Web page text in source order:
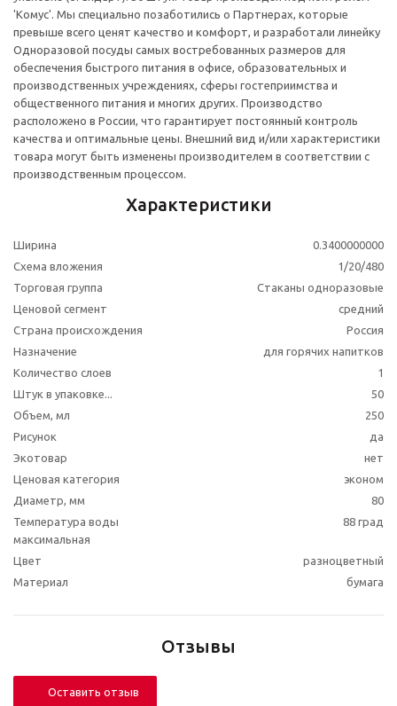
'Комус'. Мы специально позаботились о Партнерах, которые
превыше всего ценят качество и комфорт, и разработали линейку
Одноразовой посуды самых востребованных размеров для
обеспечения быстрого питания в офисе, образовательных и
производственных учреждениях, сферы гостеприимства и
общественного питания и многих других. Производство
расположено в России, что гарантирует постоянный контроль
качества и оптимальные цены. Внешний вид и/или характеристики
товара могут быть изменены производителем в соответствии с
производственным процессом.
Характеристики
Ширина
0.3400000000
Схема вложения
1/20/480
Торговая группа
Стаканы одноразовые
Ценовой сегмент
средний
Страна происхождения
Россия
Назначение
для горячих напитков
Количество слоев
1
Штук в упаковке...
50
Объем, мл
250
Рисунок
да
Экотовар
нет
Ценовая категория
эконом
Диаметр, мм
80
Температура воды
максимальная
88 град
Цвет
разноцветный
Материал
бумага
Отзывы
Оставить отзыв